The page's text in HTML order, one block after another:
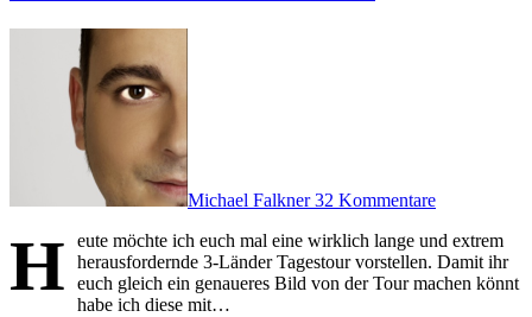
Michael Falkner32 Kommentare
H
eute möchte ich euch mal eine wirklich lange und extrem
herausfordernde 3-Länder Tagestour vorstellen. Damit ihr
euch gleich ein genaueres Bild von der Tour machen könnt
habe ich diese mit…